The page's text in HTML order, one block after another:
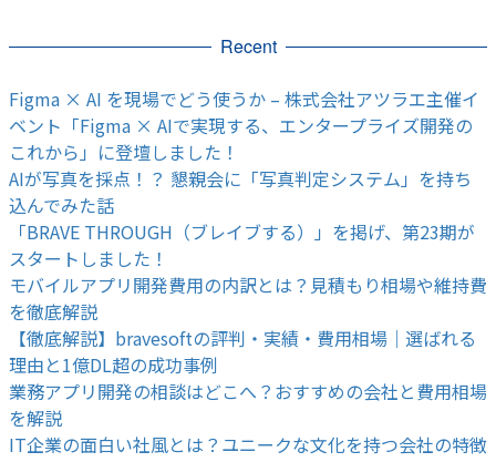
Recent
Figma × AI を現場でどう使うか – 株式会社アツラエ主催イ
ベント「Figma × AIで実現する、エンタープライズ開発の
これから」に登壇しました！
AIが写真を採点！？ 懇親会に「写真判定システム」を持ち
込んでみた話
「BRAVE THROUGH（ブレイブする）」を掲げ、第23期が
スタートしました！
モバイルアプリ開発費用の内訳とは？見積もり相場や維持費
を徹底解説
【徹底解説】bravesoftの評判・実績・費用相場｜選ばれる
理由と1億DL超の成功事例
業務アプリ開発の相談はどこへ？おすすめの会社と費用相場
を解説
IT企業の面白い社風とは？ユニークな文化を持つ会社の特徴